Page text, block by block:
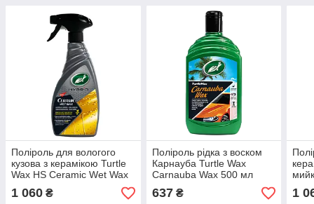
Поліроль для вологого
кузова з керамікою Turtle
Wax HS Ceramic Wet Wax
500 мл
1 060 ₴
Поліроль рідка з воском
Карнауба Turtle Wax
Carnauba Wax 500 мл
637₴
мл
1